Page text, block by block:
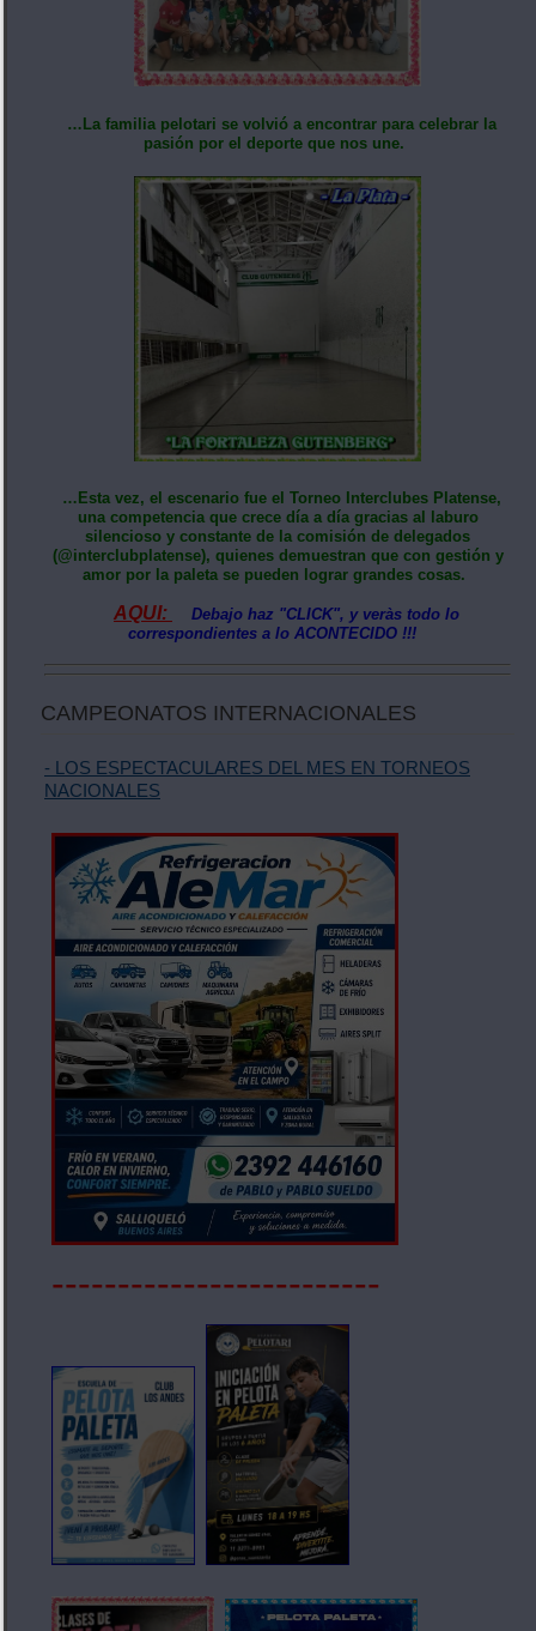
…La familia pelotari se volvió a encontrar para celebrar la
pasión por el deporte que nos une.
…Esta vez, el escenario fue el Torneo Interclubes Platense,
una competencia que crece día a día gracias al laburo
silencioso y constante de la comisión de delegados
(@interclubplatense), quienes demuestran que con gestión y
amor por la paleta se pueden lograr grandes cosas.
AQUI:
Debajo haz "CLICK", y veràs todo lo
correspondientes a lo ACONTECIDO !!!
CAMPEONATOS INTERNACIONALES
- LOS ESPECTACULARES DEL MES EN TORNEOS
NACIONALES
-------------------------